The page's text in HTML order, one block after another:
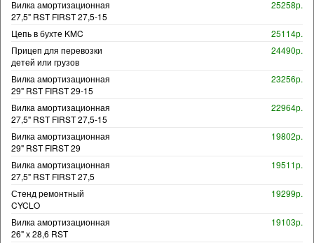
Вилка амортизационная
27,5" RST FIRST 27,5-15
25258р.
Цепь в бухте KMC
25114р.
Прицеп для перевозки
детей или грузов
24490р.
Вилка амортизационная
29" RST FIRST 29-15
23256р.
Вилка амортизационная
27,5" RST FIRST 27,5-15
22964р.
Вилка амортизационная
29" RST FIRST 29
19802р.
Вилка амортизационная
27,5" RST FIRST 27,5
19511р.
Стенд ремонтный
CYCLO
19299р.
Вилка амортизационная
26" х 28,6 RST
19103р.